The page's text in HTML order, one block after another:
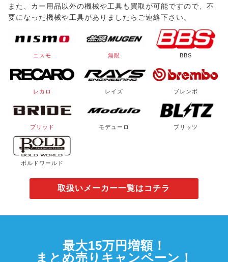
また、カー用品以外の機械や工具も買取が可能ですので、不
要になった機械や工具がありましたらご連絡下さい。
ニスモ 無限 BBS
レカロ レイズ ブレンボ
ブリッド モデューロ ブリッツ
ボルドワールド
取扱いメーカー一覧はコチラ
最大15万円増額！
まとめ売りキャンペーン！